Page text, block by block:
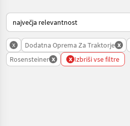
Tako je razvrščeno na Landwirt.com
x Dodatna Oprema Za Traktorje x
Rosensteiner x x Izbriši vse filtre